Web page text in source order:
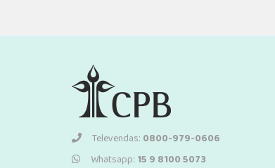
Televendas: 0800-979-0606
Whatsapp: 15 9 8100 5073